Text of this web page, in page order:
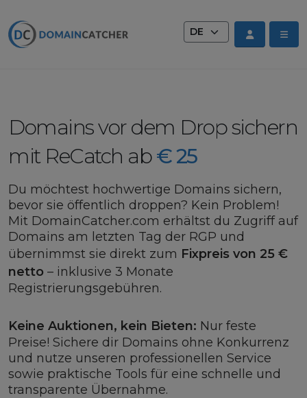
Sprache wechseln
Domains vor dem Drop sichern
mit ReCatch ab€ 25
Du möchtest hochwertige Domains sichern,
bevor sie öffentlich droppen? Kein Problem!
Mit DomainCatcher.com erhältst du Zugriff auf
Domains am letzten Tag der RGP und
übernimmst sie direkt zum Fixpreis von 25 €
netto – inklusive 3 Monate
Registrierungsgebühren.
Keine Auktionen, kein Bieten: Nur feste
Preise! Sichere dir Domains ohne Konkurrenz
und nutze unseren professionellen Service
sowie praktische Tools für eine schnelle und
transparente Übernahme.